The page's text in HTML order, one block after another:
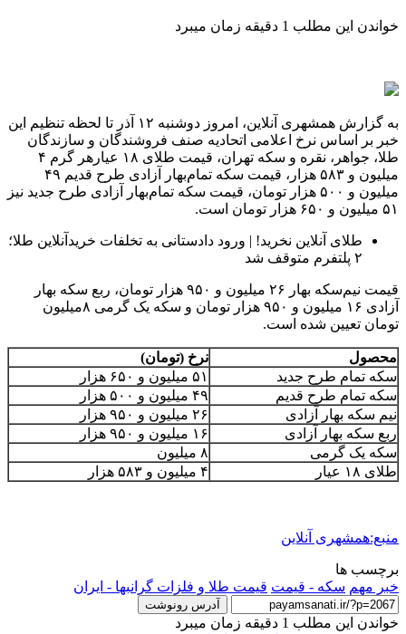
خواندن این مطلب 1 دقیقه زمان میبرد
به گزارش همشهری آنلاین، امروز دوشنبه ۱۲ آذر تا لحظه تنظیم این
خبر بر اساس نرخ اعلامی اتحادیه صنف فروشندگان و سازندگان
طلا، جواهر، نقره و سکه تهران، قیمت طلای ۱۸ عیارهر گرم ۴
میلیون و ۵۸۳ هزار، قیمت سکه تمام‌بهار آزادی طرح قدیم ۴۹
میلیون و ۵۰۰ هزار تومان، قیمت سکه تمام‌بهار آزادی طرح جدید نیز
۵۱ میلیون و ۶۵۰ هزار تومان است.
طلای آنلاین نخرید! | ورود دادستانی به تخلفات خریدآنلاین طلا؛
۲ پلتفرم متوقف شد
قیمت نیم‌سکه بهار ۲۶ میلیون و ۹۵۰ هزار تومان، ربع سکه بهار
آزادی ۱۶ میلیون و ۹۵۰ هزار تومان و سکه یک‌ گرمی ۸میلیون
تومان تعیین شده است.
محصول
نرخ (تومان)
سکه تمام طرح جدید
۵۱ میلیون و ۶۵۰ هزار
سکه تمام طرح قدیم
۴۹ میلیون و ۵۰۰ هزار
نیم سکه بهار آزادی
۲۶ میلیون و ۹۵۰ هزار
ربع سکه بهار آزادی
۱۶ میلیون و ۹۵۰ هزار
سکه یک گرمی
۸ میلیون
طلای ۱۸ عیار
۴ میلیون و ۵۸۳ هزار
منبع:همشهری آنلاین
برچسب ها
خبر مهم سکه - قیمت قیمت طلا و فلزات گرانبها - ایران
آدرس رونوشت
خواندن این مطلب 1 دقیقه زمان میبرد